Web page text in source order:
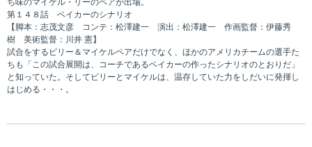
ち味のマイケル・リーのペアが出場。
第１４８話 ベイカーのシナリオ
【脚本：志茂文彦 コンテ：松澤建一 演出：松澤建一 作画監督：伊藤秀
樹 美術監督：川井 憲】
試合をするビリー＆マイケルペアだけでなく、ほかのアメリカチームの選手た
ちも「この試合展開は、コーチであるベイカーの作ったシナリオのとおりだ」
と知っていた。そしてビリーとマイケルは、温存していた力をしだいに発揮し
はじめる・・・。